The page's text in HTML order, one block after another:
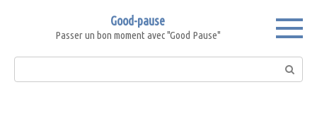
Good-pause
Passer un bon moment avec "Good Pause"
Search: